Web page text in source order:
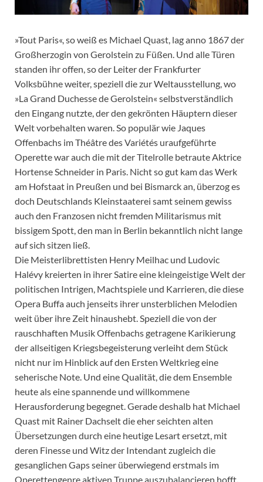
»Tout Paris«, so weiß es Michael Quast, lag anno 1867 der
Großherzogin von Gerolstein zu Füßen. Und alle Türen
standen ihr offen, so der Leiter der Frankfurter
Volksbühne weiter, speziell die zur Weltausstellung, wo
»La Grand Duchesse de Gerolstein« selbstverständlich
den Eingang nutzte, der den gekrönten Häuptern dieser
Welt vorbehalten waren. So populär wie Jaques
Offenbachs im Théâtre des Variétés uraufgeführte
Operette war auch die mit der Titelrolle betraute Aktrice
Hortense Schneider in Paris. Nicht so gut kam das Werk
am Hofstaat in Preußen und bei Bismarck an, überzog es
doch Deutschlands Kleinstaaterei samt seinem gewiss
auch den Franzosen nicht fremden Militarismus mit
bissigem Spott, den man in Berlin bekanntlich nicht lange
auf sich sitzen ließ.
Die Meisterlibrettisten Henry Meilhac und Ludovic
Halévy kreierten in ihrer Satire eine kleingeistige Welt der
politischen Intrigen, Machtspiele und Karrieren, die diese
Opera Buffa auch jenseits ihrer unsterblichen Melodien
weit über ihre Zeit hinaushebt. Speziell die von der
rauschhaften Musik Offenbachs getragene Karikierung
der allseitigen Kriegsbegeisterung verleiht dem Stück
nicht nur im Hinblick auf den Ersten Weltkrieg eine
seherische Note. Und eine Qualität, die dem Ensemble
heute als eine spannende und willkommene
Herausforderung begegnet. Gerade deshalb hat Michael
Quast mit Rainer Dachselt die eher seichten alten
Übersetzungen durch eine heutige Lesart ersetzt, mit
deren Finesse und Witz der Intendant zugleich die
gesanglichen Gaps seiner überwiegend erstmals im
Operettengenre aktiven Truppe auszubalancieren hofft.